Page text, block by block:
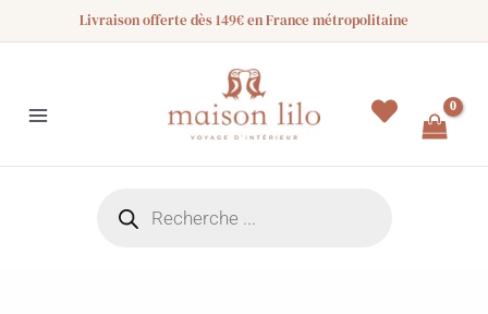
Livraison offerte dès 149€ en France métropolitaine
produits